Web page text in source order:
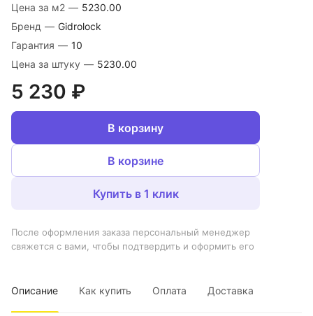
Цена за м2 — 5230.00
Бренд — Gidrolock
Гарантия — 10
Цена за штуку — 5230.00
5 230 ₽
В корзину
В корзине
Купить в 1 клик
После оформления заказа персональный менеджер
свяжется с вами, чтобы подтвердить и оформить его
Описание Как купить Оплата Доставка